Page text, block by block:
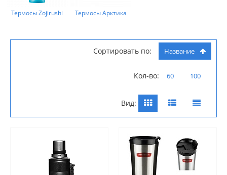
Термосы Zojirushi Термосы Арктика
Сортировать по: Название
Кол-во: 60 100
Вид: